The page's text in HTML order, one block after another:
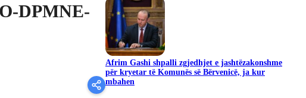
DPMNE-
Afrim Gashi shpalli zgjedhjet e jashtëzakonshme
për kryetar të Komunës së Bërvenicë, ja kur
mbahen